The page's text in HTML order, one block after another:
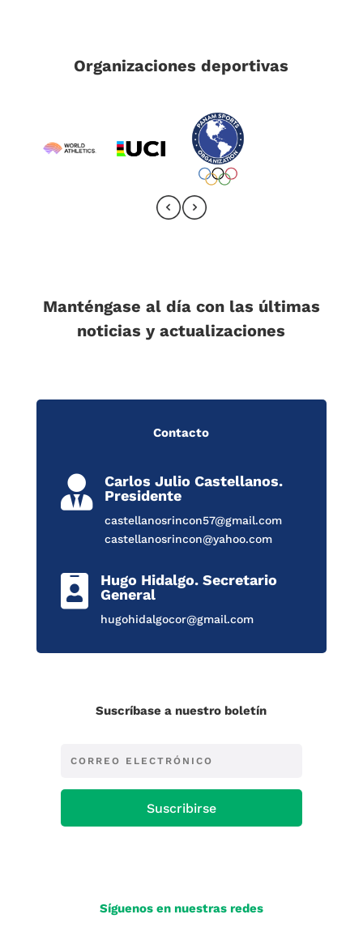
Organizaciones deportivas
Manténgase al día con las últimas
noticias y actualizaciones
Contacto

Carlos Julio Castellanos.
Presidente
castellanosrincon57@gmail.com
castellanosrincon@yahoo.com

Hugo Hidalgo. Secretario
General
hugohidalgocor@gmail.com
Suscríbase a nuestro boletín
Suscribirse
Síguenos en nuestras redes